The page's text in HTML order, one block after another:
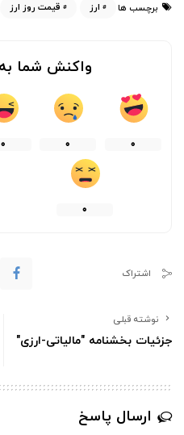
برچسب ها ارز قیمت روز ارز
واکنش شما
0
0
0
0
اشتراک
نوشته قبلی
جزئیات بخشنامه "مالیاتی-ارزی"
ارسال پاسخ